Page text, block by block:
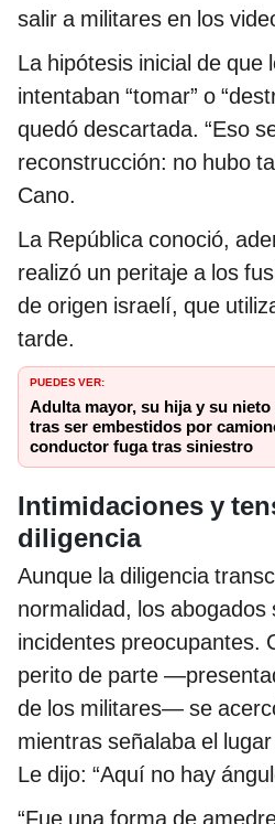
salir a militares en los
La hipótesis inicial de que
intentaban “tomar” o
quedó descartada. “Eso
reconstrucción: no hubo
Cano.
La República conoció,
realizó un peritaje a los
de origen israelí, que
tarde.
PUEDES VER:
Adulta mayor, su hija y su nieto
tras ser embestidos por
conductor fuga tras siniestro
Intimidaciones y
diligencia
Aunque la diligencia
normalidad, los abogados
incidentes preocupantes.
perito de parte
de los militares— se
mientras señalaba el
Le dijo: “Aquí no hay
“Fue una forma de